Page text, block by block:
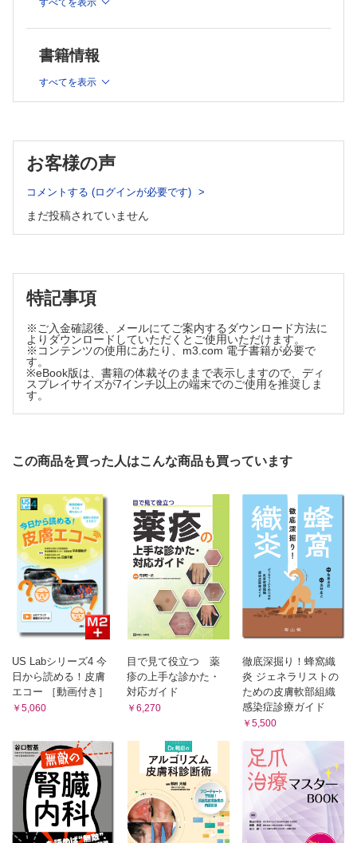
Column 生物学的製剤によるパラドキシカル反応
2 乾癬性関節炎の付着部炎
3 乾癬性関節炎の滑膜炎
Column 乾癬性関節炎の付着部炎とIL-17，IL-23
4 乾癬性関節炎の指趾炎
5 乾癬性関節炎モデルマウス
8 乾癬性関節炎の鑑別診断
5章 膿疱性乾癬
Column GPP とAGEP の鑑別
2 膿疱性乾癬の疫学
Column 膿疱性乾癬の発症年齢
Column 疱疹状膿痂疹（乾癬と妊娠）
4 膿疱性乾癬の治療
6章 掌蹠膿疱症
1 掌蹠膿疱症の疫学
2 掌蹠膿疱症の臨床
3 掌蹠膿疱症の病態
Column 掌蹠膿疱症の動物モデル
4 金属アレルギー
9 掌蹠膿疱症の併存症―とくに骨関節炎
Column 慢性再発性多発性骨髄炎（CRMO）とSAPHO 症候群
Column 小児の掌蹠膿疱症，掌蹠膿疱症性骨関節炎
11 掌蹠膿疱症の治療方針
12 掌蹠膿疱症の病巣感染ー扁桃
13 掌蹠膿疱症の病巣感染ー歯性感染症
7章 評価法/ 尺度
1 乾癬の評価法
2 乾癬性関節炎の評価法
3 掌蹠膿疱症の評価法（PPPASI, PPSI）
4 QOLの評価法
索引
Column 乾癬の表皮と真皮の相互作用
3 ケラチノサイトからみた乾癬の病態
4 自然免疫（抗菌ペプチド，ILC3, γδ）からみた乾癬の病態
Column 尋常性乾癬とカンジダ
5 獲得免疫（Th1/17, Treg）からみた乾癬の病態
10 乾癬の動物モデル
11 乾癬のかゆみ
Column Renbök 現象
Column 乾癬の粘膜疹
Column 乾癬と悪性腫瘍
14 乾癬とレジデントメモリーT細胞
15 乾癬と喫煙
16 全身性炎症性疾患
Column 乾癬と肉芽腫の接点
Column 乾癬と全身性強皮症
Column psoriatic disease とpsoriatic march
18 外用療法
19 光線療法
20 内服療法
21 生物学的製剤
22 クリニックの乾癬治療
3章 乾癬の特殊型
1 滴状乾癬
2 乾癬性紅皮症の病態
3 seborrheic psoriasis, psoriasis inversa, psoriasis
Column 頭部乾癬と脂漏性皮膚炎をどう鑑別するか？
4 薬剤性乾癬
Column 生物学的製剤によるパラドキシカル反応
2 乾癬性関節炎の付着部炎
3 乾癬性関節炎の滑膜炎
Column 乾癬性関節炎の付着部炎とIL-17，IL-23
4 乾癬性関節炎の指趾炎
5 乾癬性関節炎モデルマウス
すべてを表示
書籍情報
すべてを表示
お客様の声
コメントする (ログインが必要です)
まだ投稿されていません
特記事項
※ご入金確認後、メールにてご案内するダウンロード方法に
よりダウンロードしていただくとご使用いただけます。
※コンテンツの使用にあたり、m3.com 電子書籍が必要で
す。
※eBook版は、書籍の体裁そのままで表示しますので、ディ
スプレイサイズが7インチ以上の端末でのご使用を推奨しま
す。
この商品を買った人はこんな商品も買っています
US Labシリーズ4 今
日から読める！皮膚
エコー ［動画付き］
￥5,060
目で見て役立つ 薬
疹の上手な診かた・
対応ガイド
￥6,270
徹底深掘り！蜂窩織
炎 ジェネラリストの
ための皮膚軟部組織
感染症診療ガイド
￥5,500